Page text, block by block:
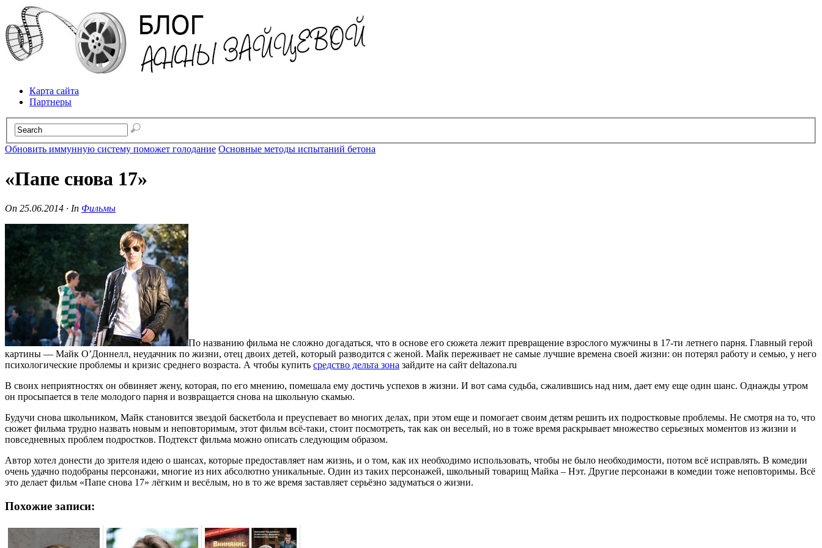
Карта сайта
Партнеры
Обновить иммунную систему поможет голодание Основные методы испытаний бетона
«Папе снова 17»
On 25.06.2014 · In Фильмы
По названию фильма не сложно догадаться, что в основе его сюжета лежит превращение взрослого мужчины в 17-ти летнего парня. Главный герой
картины — Майк О’Доннелл, неудачник по жизни, отец двоих детей, который разводится с женой. Майк переживает не самые лучшие времена своей жизни: он потерял работу и семью, у него
психологические проблемы и кризис среднего возраста. А чтобы купить средство дельта зона зайдите на сайт deltazona.ru
В своих неприятностях он обвиняет жену, которая, по его мнению, помешала ему достичь успехов в жизни. И вот сама судьба, сжалившись над ним, дает ему еще один шанс. Однажды утром
он просыпается в теле молодого парня и возвращается снова на школьную скамью.
Будучи снова школьником, Майк становится звездой баскетбола и преуспевает во многих делах, при этом еще и помогает своим детям решить их подростковые проблемы. Не смотря на то, что
сюжет фильма трудно назвать новым и неповторимым, этот фильм всё-таки, стоит посмотреть, так как он веселый, но в тоже время раскрывает множество серьезных моментов из жизни и
повседневных проблем подростков. Подтекст фильма можно описать следующим образом.
Автор хотел донести до зрителя идею о шансах, которые предоставляет нам жизнь, и о том, как их необходимо использовать, чтобы не было необходимости, потом всё исправлять. В комедии
очень удачно подобраны персонажи, многие из них абсолютно уникальные. Один из таких персонажей, школьный товарищ Майка – Нэт. Другие персонажи в комедии тоже неповторимы. Всё
это делает фильм «Папе снова 17» лёгким и весёлым, но в то же время заставляет серьёзно задуматься о жизни.
Похожие записи: